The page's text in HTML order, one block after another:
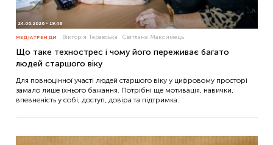
24.06.2026 19:48
МЕДІАТРЕНДИ Вікторія Теравська Світлана Максимець
Що таке технострес і чому його переживає багато
людей старшого віку
Для повноцінної участі людей старшого віку у цифровому просторі
замало лише їхнього бажання. Потрібні ще мотивація, навички,
впевненість у собі, доступ, довіра та підтримка.